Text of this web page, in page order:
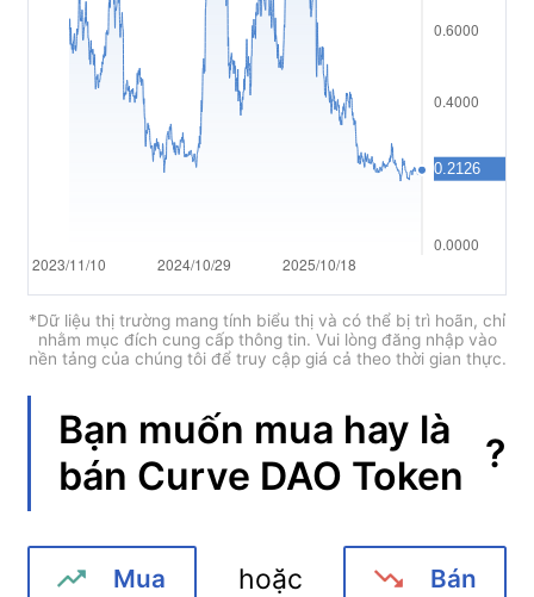
Tiếng việt
Bahasa Indonesia
Bahasa Melayu
*Dữ liệu thị trường mang tính biểu thị và có thể bị trì hoãn, chỉ
nhằm mục đích cung cấp thông tin. Vui lòng đăng nhập vào
nền tảng của chúng tôi để truy cập giá cả theo thời gian thực.
Bạn muốn mua hay là
bán Curve DAO Token ?
Mua hoặc Bán